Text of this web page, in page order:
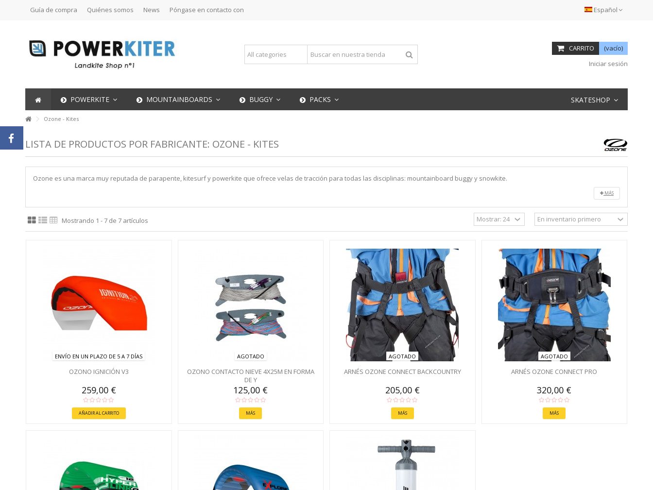
Español
Guía de compra Quiénes somos News Póngase en contacto con
CARRITO
(vacío)
Iniciar sesión
POWERKITE MOUNTAINBOARDS BUGGY PACKS SKATESHOP
Ozone - Kites
LISTA DE PRODUCTOS POR FABRICANTE: OZONE - KITES
Ozone es una marca muy reputada de parapente, kitesurf y powerkite que ofrece velas de tracción para todas las disciplinas: mountainboard buggy y snowkite.
MÁS
Mostrando 1 - 7 de 7 artículos
ENVÍO EN UN PLAZO DE 5 A 7 DÍAS
OZONO IGNICIÓN V3
259,00 €
AÑADIR AL CARRITO
AGOTADO
OZONO CONTACTO NIEVE 4X25M EN FORMA
DE Y
125,00 €
MÁS
AGOTADO
ARNÉS OZONE CONNECT BACKCOUNTRY
205,00 €
MÁS
AGOTADO
ARNÉS OZONE CONNECT PRO
320,00 €
MÁS